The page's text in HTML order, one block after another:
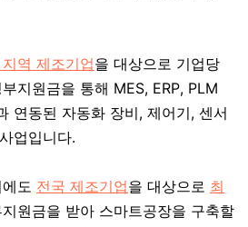
지역 제조기업을 대상으로 기업당
지원금을 통해 MES, ERP, PLM
연동된 자동화 장비, 제어기, 센서
업입니다.
도 전국 제조기업을 대상으로 최
원금을 받아 스마트공장을 구축할